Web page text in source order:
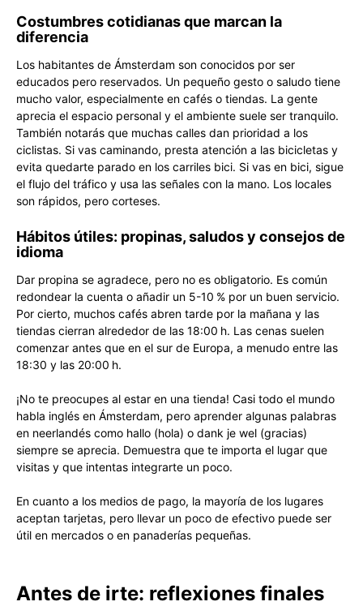
Costumbres cotidianas que marcan la
diferencia
Los habitantes de Ámsterdam son conocidos por ser
educados pero reservados. Un pequeño gesto o saludo tiene
mucho valor, especialmente en cafés o tiendas. La gente
aprecia el espacio personal y el ambiente suele ser tranquilo.
También notarás que muchas calles dan prioridad a los
ciclistas. Si vas caminando, presta atención a las bicicletas y
evita quedarte parado en los carriles bici. Si vas en bici, sigue
el flujo del tráfico y usa las señales con la mano. Los locales
son rápidos, pero corteses.
Hábitos útiles: propinas, saludos y consejos de
idioma
Dar propina se agradece, pero no es obligatorio. Es común
redondear la cuenta o añadir un 5-10 % por un buen servicio.
Por cierto, muchos cafés abren tarde por la mañana y las
tiendas cierran alrededor de las 18:00 h. Las cenas suelen
comenzar antes que en el sur de Europa, a menudo entre las
18:30 y las 20:00 h.
¡No te preocupes al estar en una tienda! Casi todo el mundo
habla inglés en Ámsterdam, pero aprender algunas palabras
en neerlandés como hallo (hola) o dank je wel (gracias)
siempre se aprecia. Demuestra que te importa el lugar que
visitas y que intentas integrarte un poco.
En cuanto a los medios de pago, la mayoría de los lugares
aceptan tarjetas, pero llevar un poco de efectivo puede ser
útil en mercados o en panaderías pequeñas.
Antes de irte: reflexiones finales